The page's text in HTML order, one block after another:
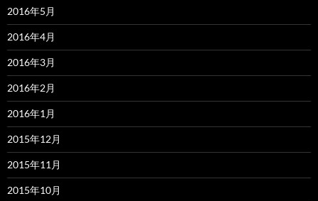
2016年5月
2016年4月
2016年3月
2016年2月
2016年1月
2015年12月
2015年11月
2015年10月